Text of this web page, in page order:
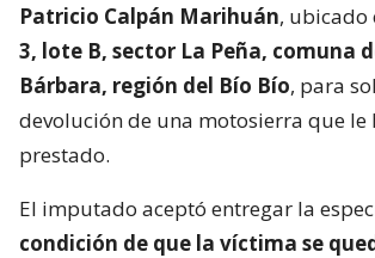
Patricio Calpán Marihuán, ubicado
3, lote B, sector La Peña, comuna
Bárbara, región del Bío Bío, para
devolución de una motosierra que le
prestado.
El imputado aceptó entregar la
condición de que la víctima se